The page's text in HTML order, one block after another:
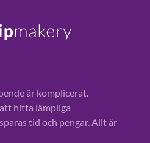
är komplicerat.
hitta lämpliga
tid och pengar. Allt är